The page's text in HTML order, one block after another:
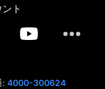
ト
: 4000-300624